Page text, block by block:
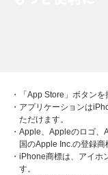
・「App Store」ボタン
・アプリケーションは
ただけます。
・Apple、Appleのロゴ
国のApple Inc.の登録商
・iPhone商標は、アイホ
す。